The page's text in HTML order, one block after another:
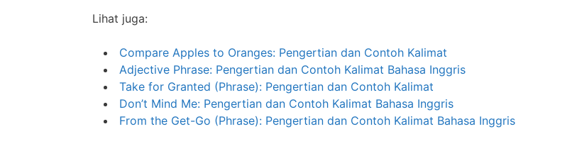
Lihat juga:
Compare Apples to Oranges: Pengertian dan Contoh Kalimat
Adjective Phrase: Pengertian dan Contoh Kalimat Bahasa Inggris
Take for Granted (Phrase): Pengertian dan Contoh Kalimat
Don’t Mind Me: Pengertian dan Contoh Kalimat Bahasa Inggris
From the Get-Go (Phrase): Pengertian dan Contoh Kalimat Bahasa Inggris